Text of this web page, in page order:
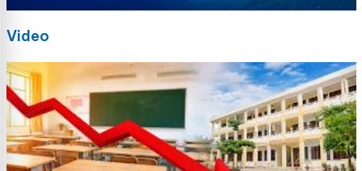
Video